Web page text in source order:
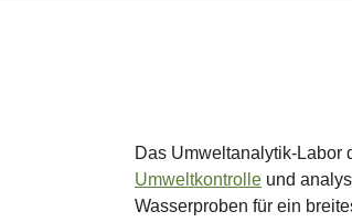
Das Umweltanalytik-Labor
Umweltkontrolle und
Wasserproben für ein